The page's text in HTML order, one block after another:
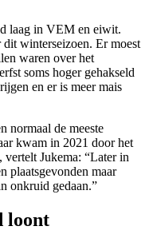
laag in VEM en eiwit.
winterseizoen. Er moest
waren over het
soms hoger gehakseld
en er is meer mais
normaal de meeste
kwam in 2021 door het
vertelt Jukema: “Later in
plaatsgevonden maar
onkruid gedaan.”
loont